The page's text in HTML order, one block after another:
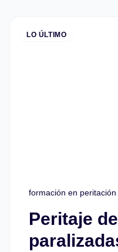
LO ÚLTIMO
formación en
Peritaje